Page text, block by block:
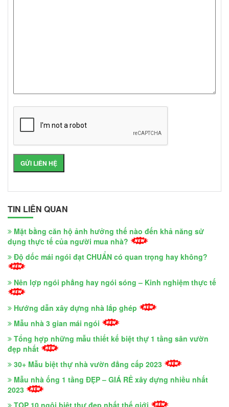
TIN LIÊN QUAN
Mặt bằng căn hộ ảnh hưởng thế nào đến khả năng sử
dụng thực tế của người mua nhà?
Độ dốc mái ngói đạt CHUẨN có quan trọng hay không?
Nên lợp ngói phẳng hay ngói sóng – Kinh nghiệm thực tế
Hướng dẫn xây dựng nhà lắp ghép
Mẫu nhà 3 gian mái ngói
Tổng hợp những mẫu thiết kế biệt thự 1 tầng sân vườn
đẹp nhất
30+ Mẫu biệt thự nhà vườn đẳng cấp 2023
Mẫu nhà ống 1 tầng ĐẸP – GIÁ RẺ xây dựng nhiều nhất
2023